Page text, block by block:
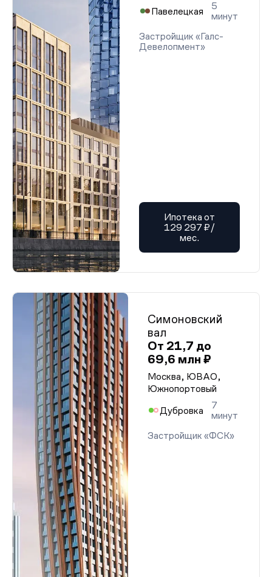
Павелецкая
5
минут
Застройщик «Галс-
Девелопмент»
Ипотека от
129 297 ₽/
мес.
Симоновский
вал
От 21,7 до
69,6 млн ₽
Москва, ЮВАО,
Южнопортовый
Дубровка
7
минут
Застройщик «ФСК»